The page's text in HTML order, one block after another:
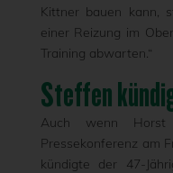
Kittner bauen kann,
einer Reizung im
Training abwarten.“
Steffen
Auch wenn
Pressekonferenz am
kündigte der 47-